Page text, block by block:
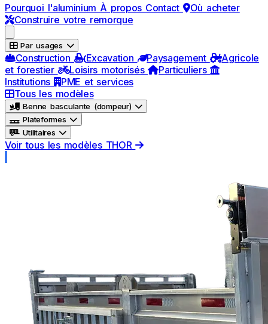
Pourquoi l'aluminium À propos Contact
Où acheter
Construire votre remorque
Par usages
Construction Excavation Paysagement
Agricole
et forestier
Loisirs motorisés
Particuliers
Institutions
PME et services
Tous les modèles
Benne basculante (dompeur)
Plateformes
Utilitaires
Voir tous les modèles THOR